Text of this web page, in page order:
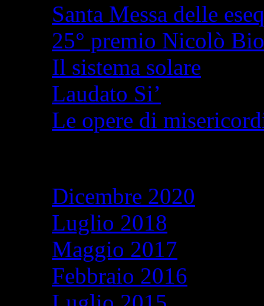
Santa Messa delle
25° premio Nicolò
Il sistema solare
Laudato Si’
Le opere di
Dicembre 2020
Luglio 2018
Maggio 2017
Febbraio 2016